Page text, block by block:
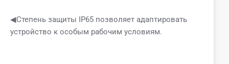
◀Степень защиты IP65 позволяет адаптировать
устройство к особым рабочим условиям.